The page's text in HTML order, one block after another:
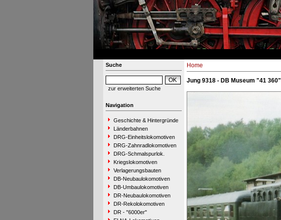
Suche
zur erweiterten Suche
Navigation
Geschichte & Hintergründe
Länderbahnen
DRG-Einheitslokomotiven
DRG-Zahnradlokomotiven
DRG-Schmalspurlok.
Kriegslokomotiven
Verlagerungsbauten
DB-Neubaulokomotiven
DB-Umbaulokomotiven
DR-Neubaulokomotiven
DR-Rekolokomotiven
DR - "6000er"
Home
Jung 9318 - DB Museum "41 360"